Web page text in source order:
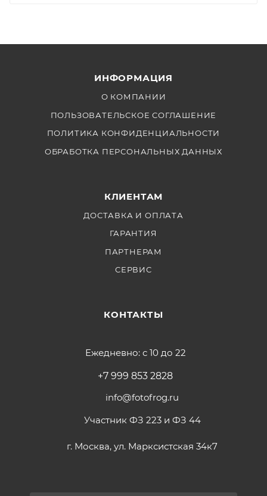
ИНФОРМАЦИЯ
О КОМПАНИИ
ПОЛЬЗОВАТЕЛЬСКОЕ СОГЛАШЕНИЕ
ПОЛИТИКА КОНФИДЕНЦИАЛЬНОСТИ
ОБРАБОТКА ПЕРСОНАЛЬНЫХ ДАННЫХ
КЛИЕНТАМ
ДОСТАВКА И ОПЛАТА
ГАРАНТИЯ
ПАРТНЕРАМ
СЕРВИС
КОНТАКТЫ
Ежедневно: с 10 до 22
+7 999 853 2828
info@fotofrog.ru
Участник ФЗ 223 и ФЗ 44
г. Москва, ул. Марксистская 34к7